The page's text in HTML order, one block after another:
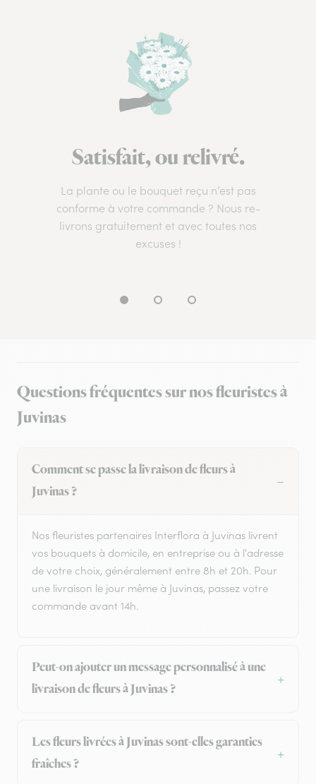
Satisfait, ou relivré.
La plante ou le bouquet reçu n’est pas
conforme à votre commande ? Nous re-
livrons gratuitement et avec toutes nos
excuses !
Questions fréquentes sur nos fleuristes à
Juvinas
Comment se passe la livraison de fleurs à
Juvinas ?
Nos fleuristes partenaires Interflora à Juvinas livrent
vos bouquets à domicile, en entreprise ou à l'adresse
de votre choix, généralement entre 8h et 20h. Pour
une livraison le jour même à Juvinas, passez votre
commande avant 14h.
Peut-on ajouter un message personnalisé à une
livraison de fleurs à Juvinas ?
Les fleurs livrées à Juvinas sont-elles garanties
fraîches ?